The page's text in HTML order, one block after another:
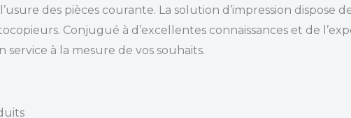
des pièces courante. La solution d’impression dispose
Conjugué à d’excellentes connaissances et de
à la mesure de vos souhaits.